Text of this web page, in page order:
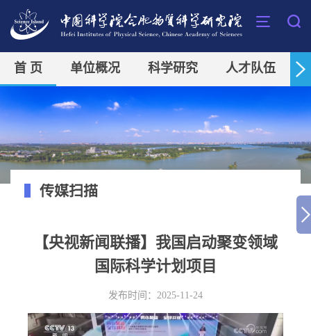
首 页 单位概况 科学研究 人才队伍
传媒扫描
【央视新闻联播】我国启动聚变领域
国际科学计划项目
发布时间：2025-11-24